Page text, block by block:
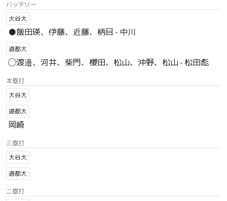
バッテリー
大谷大
●飯田瑛、伊藤、近藤、柄目 - 中川
道都大
◯渡邉、河井、柴門、櫻田、松山、沖野、松山 - 松田彪
本塁打
大谷大
道都大
岡崎
三塁打
大谷大
道都大
二塁打